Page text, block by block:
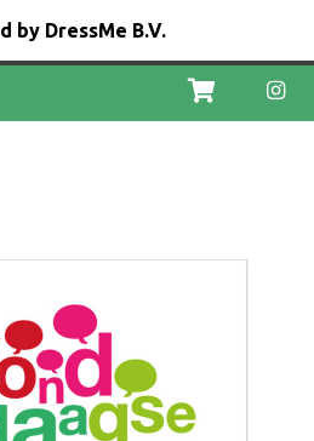
by DressMe B.V.